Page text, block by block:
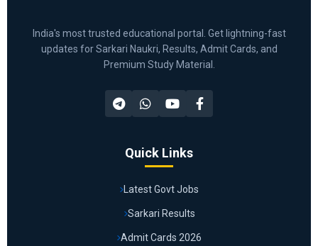
India's most trusted educational portal. Get lightning-fast
updates for Sarkari Naukri, Results, Admit Cards, and
Premium Study Material.
Quick Links
Latest Govt Jobs
Sarkari Results
Admit Cards 2026